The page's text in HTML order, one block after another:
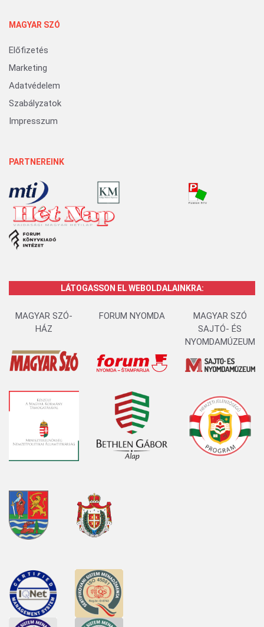
MAGYAR SZÓ
Előfizetés
Marketing
Adatvédelem
Szabályzatok
Impresszum
PARTNEREINK
LÁTOGASSON EL WEBOLDALAINKRA:
MAGYAR SZÓ-
HÁZ
FORUM NYOMDA
MAGYAR SZÓ
SAJTÓ- ÉS
NYOMDAMÚZEUM